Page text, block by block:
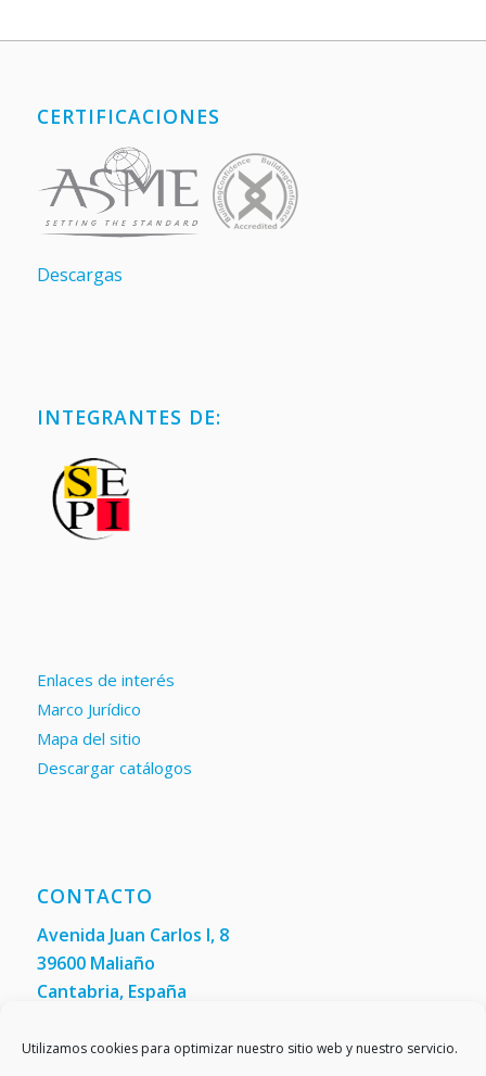
Utilizamos cookies para optimizar nuestro sitio web y nuestro servicio.
CERTIFICACIONES
Descargas
INTEGRANTES DE:
Enlaces de interés
Marco Jurídico
Mapa del sitio
Descargar catálogos
CONTACTO
Avenida Juan Carlos I, 8
39600 Maliaño
Cantabria, España
Fax:(+34) 942 200 148